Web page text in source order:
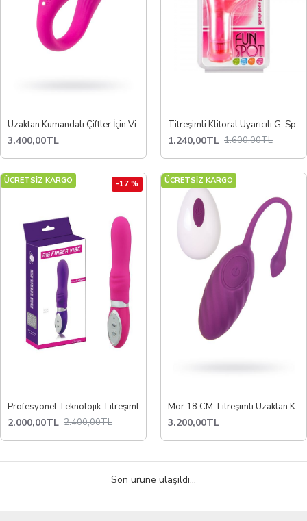
Uzaktan Kumandalı Çiftler İçin Vibratör
3.400,00TL
Titreşimli Klitoral Uyarıcılı G-Spot Jel Vibratör
1.240,00TL 1.600,00TL
ÜCRETSİZ KARGO -17 %
Profesyonel Teknolojik Titreşimli Vibratör v3
2.000,00TL 2.400,00TL
ÜCRETSİZ KARGO
Mor 18 CM Titreşimli Uzaktan Kumandalı Yumurta Vibratör
3.200,00TL
Son ürüne ulaşıldı...